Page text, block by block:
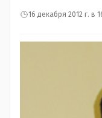
16 декабря 2012 г. в